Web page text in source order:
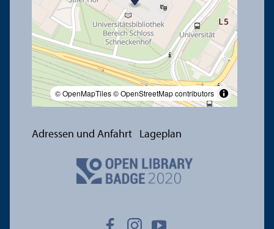
© OpenMapTiles© OpenStreetMap contributors
Adressen und Anfahrt Lageplan